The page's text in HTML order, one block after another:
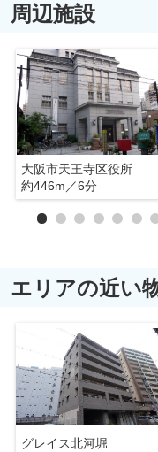
周辺施設
大阪市天王寺区役所
約446m／6分
エリアの近い
グレイス北河堀